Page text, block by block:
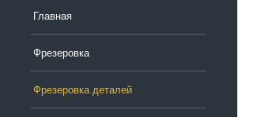
Главная
Фрезеровка
Фрезеровка деталей